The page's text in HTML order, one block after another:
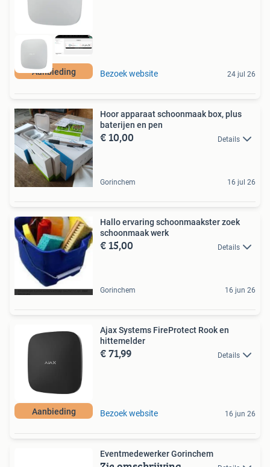
Aanbieding Bezoek website 24 jul 26
Hoor apparaat schoonmaak box, plus
baterijen en pen
€ 10,00 Details
Gorinchem 16 jul 26
Hallo ervaring schoonmaakster zoek
schoonmaak werk
€ 15,00 Details
Gorinchem 16 jun 26
Aanbieding
Ajax Systems FireProtect Rook en
hittemelder
€ 71,99 Details
Bezoek website 16 jun 26
Eventmedewerker Gorinchem